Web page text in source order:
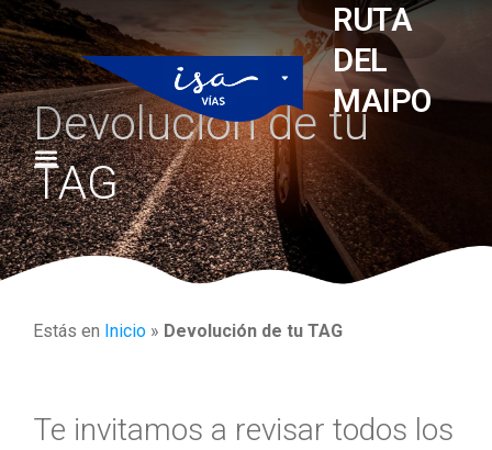
RUTA
DEL
MAIPO
Devolución de tu
TAG
Estás en Inicio » Devolución de tu TAG
Te invitamos a revisar todos los